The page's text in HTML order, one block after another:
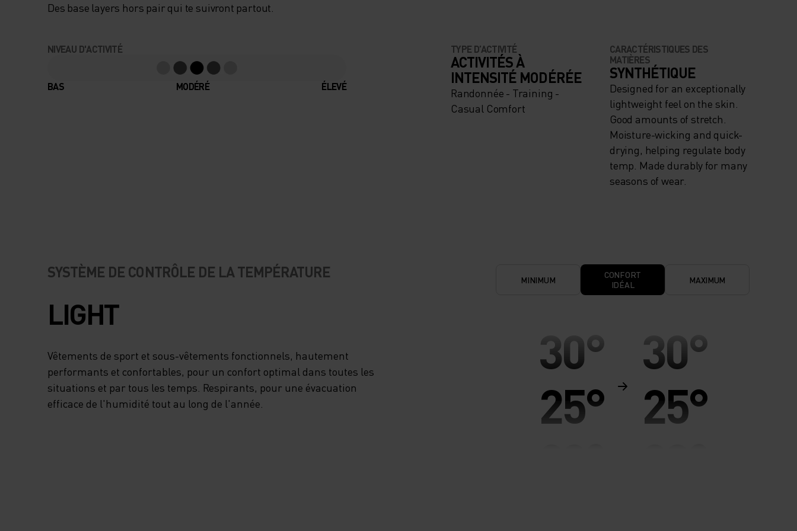
Des base layers hors pair qui te suivront partout.
NIVEAU D'ACTIVITÉ
BAS MODÉRÉ ÉLEVÉ
TYPE D’ACTIVITÉ
ACTIVITÉS À
INTENSITÉ MODÉRÉE
Randonnée - Training -
Casual Comfort
CARACTÉRISTIQUES DES
MATIÈRES
SYNTHÉTIQUE
Designed for an exceptionally
lightweight feel on the skin.
Good amounts of stretch.
Moisture-wicking and quick-
drying, helping regulate body
temp. Made durably for many
seasons of wear.
SYSTÈME DE CONTRÔLE DE LA TEMPÉRATURE
LIGHT
Vêtements de sport et sous-vêtements fonctionnels, hautement
performants et confortables, pour un confort optimal dans toutes les
situations et par tous les temps. Respirants, pour une évacuation
efficace de l'humidité tout au long de l'année.
MINIMUM
CONFORT
IDÉAL
MAXIMUM
30°
25°
30°
25°